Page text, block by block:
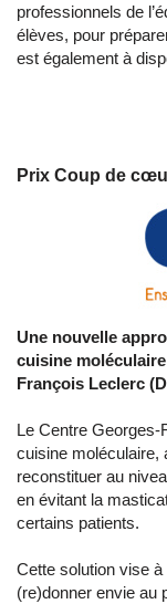
professionnels de
élèves, pour
est également à
Prix Coup de
Une nouvelle
cuisine
François Leclerc
Le Centre Georges-
cuisine moléculaire,
reconstituer au
en évitant la
certains patients.
Cette solution vise à
(re)donner envie au